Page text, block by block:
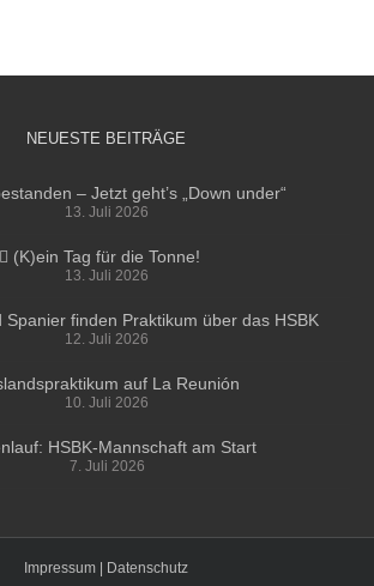
NEUESTE BEITRÄGE
– Jetzt geht’s „Down under“
13. Juli 2026
(K)ein Tag für die Tonne!
13. Juli 2026
Spanier finden Praktikum über das HSBK
12. Juli 2026
auf La Reunión
10. Juli 2026
HSBK-Mannschaft am Start
7. Juli 2026
Impressum | Datenschutz